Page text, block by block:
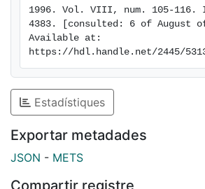
1996. Vol. VIII, num. 105-116.
4383. [consulted: 6 of August
Available at:
https://hdl.handle.net/2445/
Estadístiques
Exportar metadades
JSON - METS